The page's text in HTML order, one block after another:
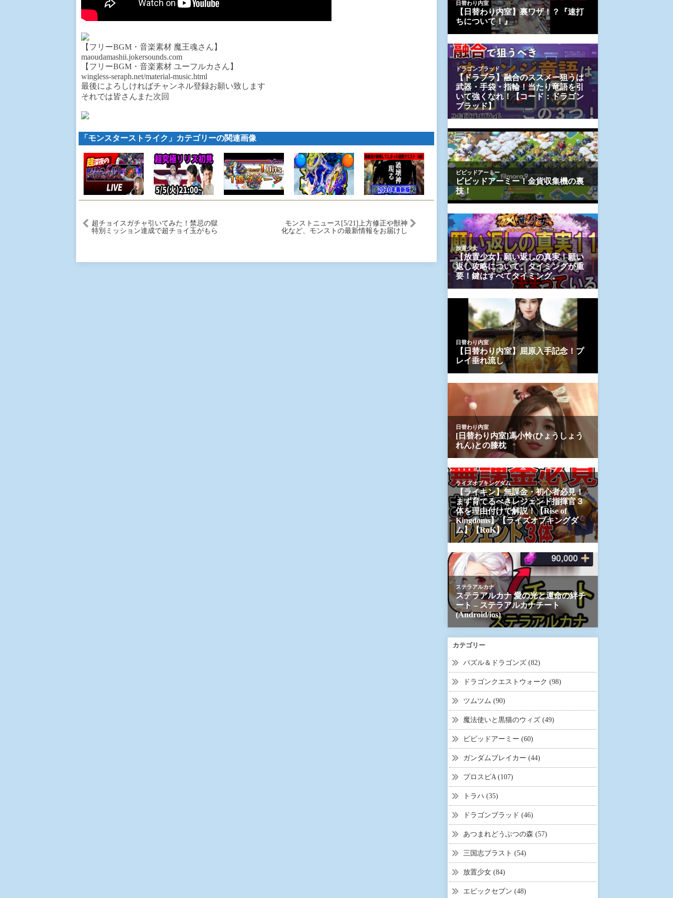
【フリーBGM・音楽素材 魔王魂さん】
maoudamashii.jokersounds.com
【フリーBGM・音楽素材 ユーフルカさん】
wingless-seraph.net/material-music.html
最後によろしければチャンネル登録お願い致します
それでは皆さんまた次回
「モンスターストライク」カテゴリーの関連画像
超チョイスガチャ引いてみた！禁忌の獄
特別ミッション達成で超チョイ玉がもら
モンストニュース[5/21]上方修正や獣神
化など、モンストの最新情報をお届けし
カテゴリー
パズル＆ドラゴンズ (82)
ドラゴンクエストウォーク (98)
ツムツム (90)
魔法使いと黒猫のウィズ (49)
ビビッドアーミー (60)
ガンダムブレイカー (44)
プロスピA (107)
トラハ (35)
ドラゴンブラッド (46)
あつまれどうぶつの森 (57)
三国志ブラスト (54)
放置少女 (84)
エピックセブン (48)